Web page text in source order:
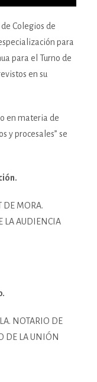
Colegios de
para
para el Turno de
en su
en materia de
y procesales” se
DE MORA.
LA AUDIENCIA
NOTARIO DE
DE LA UNIÓN